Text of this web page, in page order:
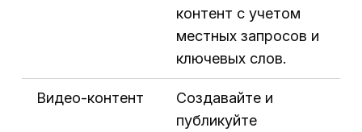
контент с учетом
местных запросов и
ключевых слов.
Видео-контент
Создавайте и
публикуйте